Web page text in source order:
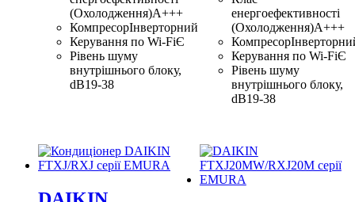
(Охолодження)A+++
КомпресорІнверторний
Керування по Wi-FiЄ
Рівень шуму
внутрішнього блоку,
dB19-38
енергоефективності
(Охолодження)A+++
Компресор
Керування по Wi-FiЄ
Рівень шуму
внутрішнього блоку,
dB19-38